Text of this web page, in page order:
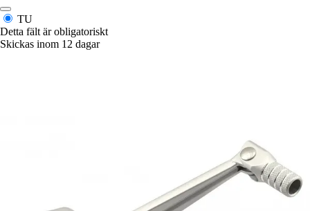
TU
Detta fält är obligatoriskt
Skickas inom 12 dagar